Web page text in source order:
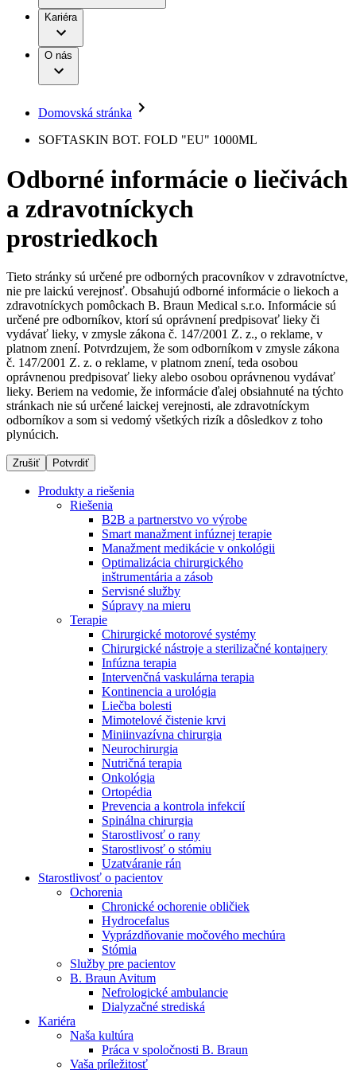
Terapie
Kontinencia a urológia
Liečba bolesti
Miniinvazívna chirurgia
Nutričná terapia
Onkológia
Ortopédia
Prevencia a kontrola infekcií
Spinálna chirurgia
Starostlivosť o rany
Uzatváranie rán
Riešenia
Terapie
Produktový katalóg​
Objavte naše produkty. ​Navštívte produktový katalóg B.
Braun​ s našim kompletným produktovým portfóliom.​
B. Braun Avitum
Ochorenia
Služby pre pacientov
Dialyzačné strediská
B. Braun Avitum poskytuje kvalitnú dialyzačnú starostlivosť
vo všetkých svojich strediskách na Slovensku. Viac
informácií nájdete na stránke jednotlivých stredísk.
Nefrologické ambulancie
V nefrologických ambulanciách prevádzkujeme poradenstvo
a prípravu pacientov k jednotlivým metódam náhrady funkcie
obličiek. Zvoľte si mesto, ktoré potrebujete a navštívte nás.
Práca a kariéra
Naša kultúra
Vaša príležitosť
Nájdite si prácu u nás​
Objavte svoje kariérne príležitosti ​v B. Braun. Vyhľadajte náš
trh práce​ pre zaujímavé pozície na Slovensku.​
Zodpovednosť
Médiá
Tlačové správy
Kontakt
Kontaktný formulár
Spoločnosť
Médiá
Kontakt
Zostaňte v dialógu s B. Braun. Kontaktujte nás.
Kariéra
O nás
Domovská stránka
SOFTASKIN BOT. FOLD "EU" 1000ML
Odborné informácie o liečivách
a zdravotníckych
prostriedkoch
Tieto stránky sú určené pre odborných pracovníkov v zdravotníctve,
nie pre laickú verejnosť. Obsahujú odborné informácie o liekoch a
zdravotníckych pomôckach B. Braun Medical s.r.o. Informácie sú
určené pre odborníkov, ktorí sú oprávnení predpisovať lieky či
vydávať lieky, v zmysle zákona č. 147/2001 Z. z., o reklame, v
platnom znení. Potvrdzujem, že som odborníkom v zmysle zákona
č. 147/2001 Z. z. o reklame, v platnom znení, teda osobou
oprávnenou predpisovať lieky alebo osobou oprávnenou vydávať
lieky. Beriem na vedomie, že informácie ďalej obsiahnuté na týchto
stránkach nie sú určené laickej verejnosti, ale zdravotníckym
odborníkov a som si vedomý všetkých rizík a dôsledkov z toho
plynúcich.
Zrušiť Potvrdiť
Produkty a riešenia
Riešenia
B2B a partnerstvo vo výrobe
Smart manažment infúznej terapie
Manažment medikácie v onkológii
Optimalizácia chirurgického
inštrumentária a zásob
Servisné služby
Súpravy na mieru
Terapie
Chirurgické motorové systémy
Chirurgické nástroje a sterilizačné kontajnery
Infúzna terapia
Intervenčná vaskulárna terapia
Kontinencia a urológia
Liečba bolesti
Mimotelové čistenie krvi
Miniinvazívna chirurgia
Neurochirurgia
Nutričná terapia
Onkológia
Ortopédia
Prevencia a kontrola infekcií
Spinálna chirurgia
Starostlivosť o rany
Starostlivosť o stómiu
Uzatváranie rán
Starostlivosť o pacientov
Ochorenia
Chronické ochorenie obličiek
Hydrocefalus
Vyprázdňovanie močového mechúra
Stómia
Služby pre pacientov
B. Braun Avitum
Nefrologické ambulancie
Dialyzačné strediská
Kariéra
Naša kultúra
Práca v spoločnosti B. Braun
Vaša príležitosť